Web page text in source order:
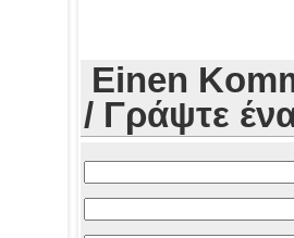
Einen
/ Γράψτε